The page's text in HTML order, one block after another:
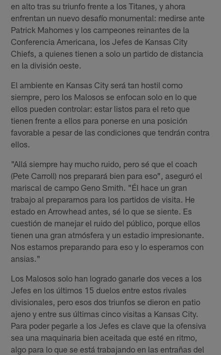
en alto tras su triunfo frente a los Titanes, y ahora
enfrentan un nuevo desafío monumental: medirse ante
Patrick Mahomes y los campeones reinantes de la
Conferencia Americana, los Jefes de Kansas City
Chiefs, a quienes tienen a solo un partido de distancia
en la división oeste.
El ambiente en Kansas City será tan hostil como
siempre, pero los Malosos se enfocan solo en lo que
ellos pueden controlar: estar listos para el reto que
tienen frente a ellos para ponerse en una posición
favorable a pesar de las condiciones que tendrán contra
ellos.
"Allá siempre hay mucho ruido, pero sé que el coach
(Pete Carroll) nos preparará bien para eso", aseguró el
mariscal de campo Geno Smith. "Él hace un gran
trabajo al prepararnos para los partidos de visita. He
estado en Arrowhead antes, sé lo que se siente. Es
cuestión de manejar el ruido del público, porque ellos
tienen una gran atmósfera y un estadio impresionante.
Nos estamos preparando para eso y lo esperamos con
ansias."
Los Malosos solo han logrado ganarle dos veces a los
Jefes en los últimos 15 duelos entre estos rivales
divisionales, pero esos dos triunfos se dieron en patio
ajeno y entre sus últimas cinco visitas a Kansas City.
Para poder pegarle a los Jefes es clave que la ofensiva
sea una maquinaria bien aceitada que esté en ritmo,
algo para lo que se está trabajando en las entrañas del